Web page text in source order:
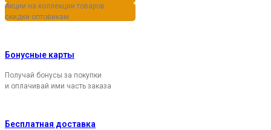
Акции на коллекции товаров
скидки оптовикам
Бонусные карты
Получай бонусы за покупки
и оплачивай ими часть заказа
Бесплатная доставка